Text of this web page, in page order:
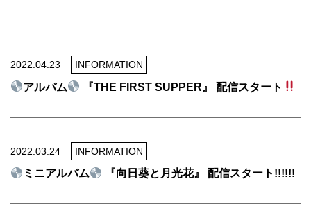
2022.04.23 INFORMATION
アルバム 『THE FIRST SUPPER』 配信スタート
2022.03.24 INFORMATION
ミニアルバム 『向日葵と月光花』 配信スタート!!!!!!